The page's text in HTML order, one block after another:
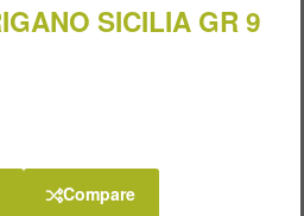
SICILIA GR 9
Compare